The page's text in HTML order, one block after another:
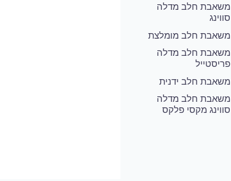
משאבת חלב מדלה
סווינג
משאבת חלב מומלצת
משאבת חלב מדלה
פריסטייל
משאבת חלב ידנית
משאבת חלב מדלה
סווינג מקסי פלקס